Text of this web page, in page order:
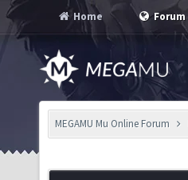
Home Forum
MEGAMU Mu Online Forum